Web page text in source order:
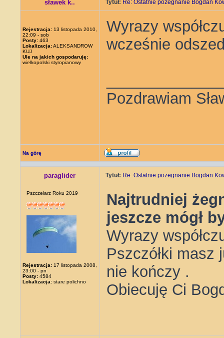
sławek k.. Tytuł: Re: Ostatnie pożegnanie Bogdan
Rejestracja: 13 listopada 2010,
22:09 - sob
Posty: 463
Lokalizacja:ALEKSANDROW
KUJ
Ule na jakich gospodaruję:
wielkopolski styropianowy
Wyrazy
wcześnie
Pozdrawiam
Na górę
paraglider Tytuł: Re: Ostatnie pożegnanie Bogdan
Pszczelarz Roku 2019
Rejestracja: 17 listopada 2008,
23:00 - pn
Posty: 4584
Lokalizacja: stare polichno
Najtrudniej
jeszcze mógł
Wyrazy
Pszczółki masz
nie kończy .
Obiecuję Ci